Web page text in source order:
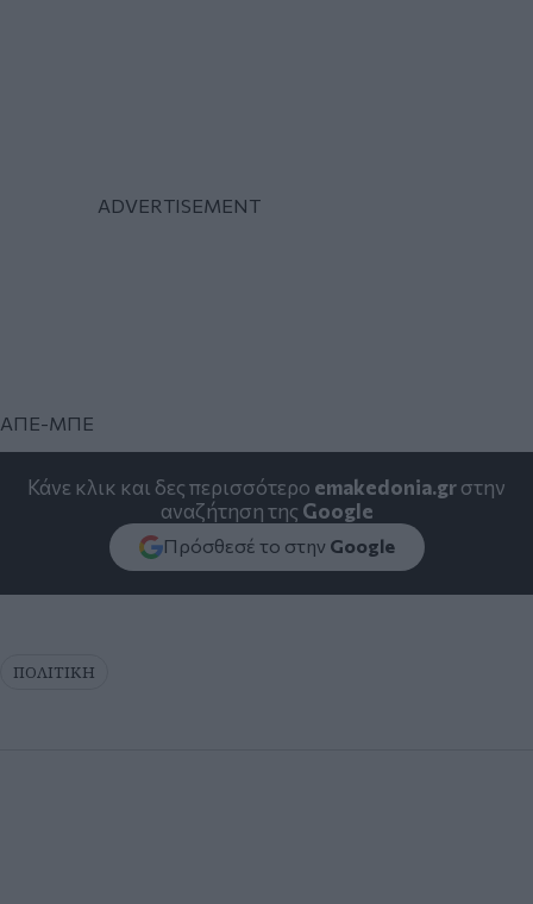
ΑΠΕ-ΜΠΕ
Κάνε κλικ και δες περισσότερο emakedonia.grστην
αναζήτηση της Google
Πρόσθεσέ το στην Google
ΠΟΛΙΤΙΚΗ